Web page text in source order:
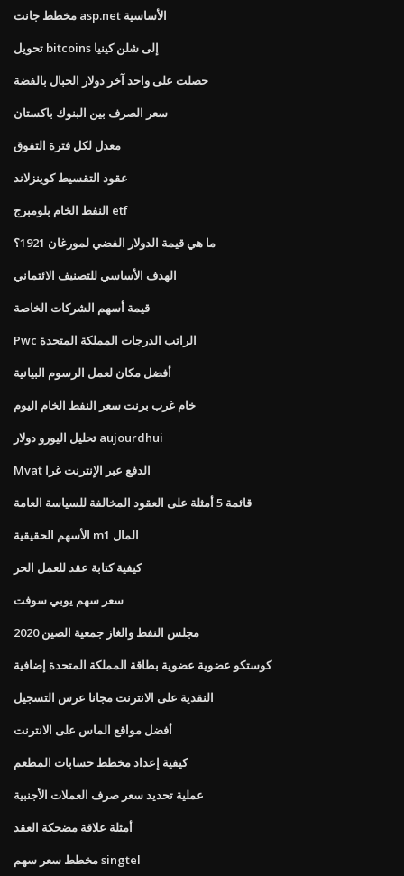
مخطط جانت asp.net الأساسية
تحويل bitcoins إلى شلن كينيا
حصلت على واحد آخر دولار الحبال بالفضة
سعر الصرف بين البنوك باكستان
معدل لكل فترة التفوق
عقود التقسيط كوينزلاند
النفط الخام بلومبرج etf
ما هي قيمة الدولار الفضي لمورغان 1921؟
الهدف الأساسي للتصنيف الائتماني
قيمة أسهم الشركات الخاصة
Pwc الراتب الدرجات المملكة المتحدة
أفضل مكان لعمل الرسوم البيانية
خام غرب برنت سعر النفط الخام اليوم
تحليل اليورو دولار aujourdhui
Mvat الدفع عبر الإنترنت غرا
قائمة 5 أمثلة على العقود المخالفة للسياسة العامة
الأسهم الحقيقية m1 المال
كيفية كتابة عقد للعمل الحر
سعر سهم يوبي سوفت
مجلس النفط والغاز جمعية الصين 2020
كوستكو عضوية عضوية بطاقة المملكة المتحدة إضافية
النقدية على الانترنت مجانا عرس التسجيل
أفضل مواقع الماس على الانترنت
كيفية إعداد مخطط حسابات المطعم
عملية تحديد سعر صرف العملات الأجنبية
أمثلة علاقة مضحكة العقد
مخطط سعر سهم singtel